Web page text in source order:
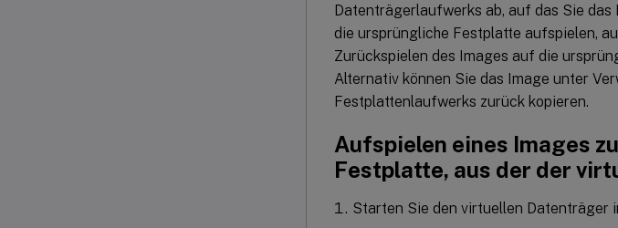
Datenträgerlaufwerks ab, auf das Sie
die ursprüngliche Festplatte aufspielen,
Zurückspielen des Images auf die
Alternativ können Sie das Image unter
Festplattenlaufwerks zurück kopieren.
Aufspielen eines Images
Festplatte, aus der der
Starten Sie den virtuellen Datenträger